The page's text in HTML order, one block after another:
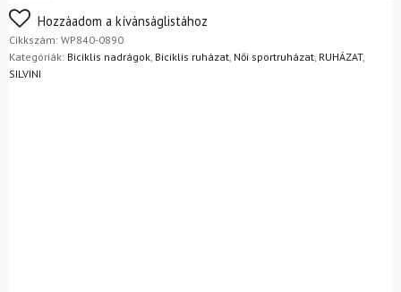
FoxPost
Nem biztos a választásában? Semmi gond – a terméket
egyszerűen visszaküldheti 14 napon belül, indoklás nélkül.
Mik a visszaküldés feltételei?
Hozzáadom a kívánságlistához
Cikkszám: WP840-0890
Kategóriák: Biciklis nadrágok Biciklis ruházat Női sportruházat RUHÁZAT,
SILVINI